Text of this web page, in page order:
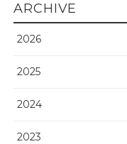
ARCHIVE
2026
2025
2024
2023